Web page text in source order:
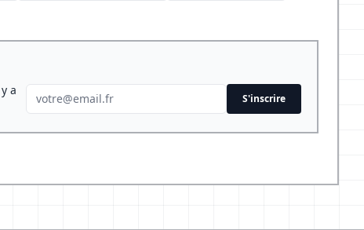
a
S'inscrire